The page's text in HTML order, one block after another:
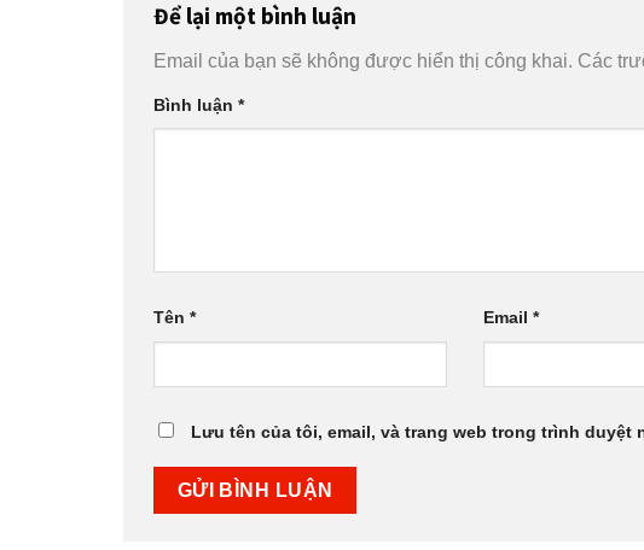
Để lại một bình luận
Email của bạn sẽ không được hiển thị công khai. Các
Bình luận *
Tên * Email*
Lưu tên của tôi, email, và trang web trong trình duyệt